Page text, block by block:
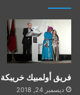
فريق أولمبيك خريبكة ٠٠٠الإدمان على الهزيمة
ديسمبر 24, 2018